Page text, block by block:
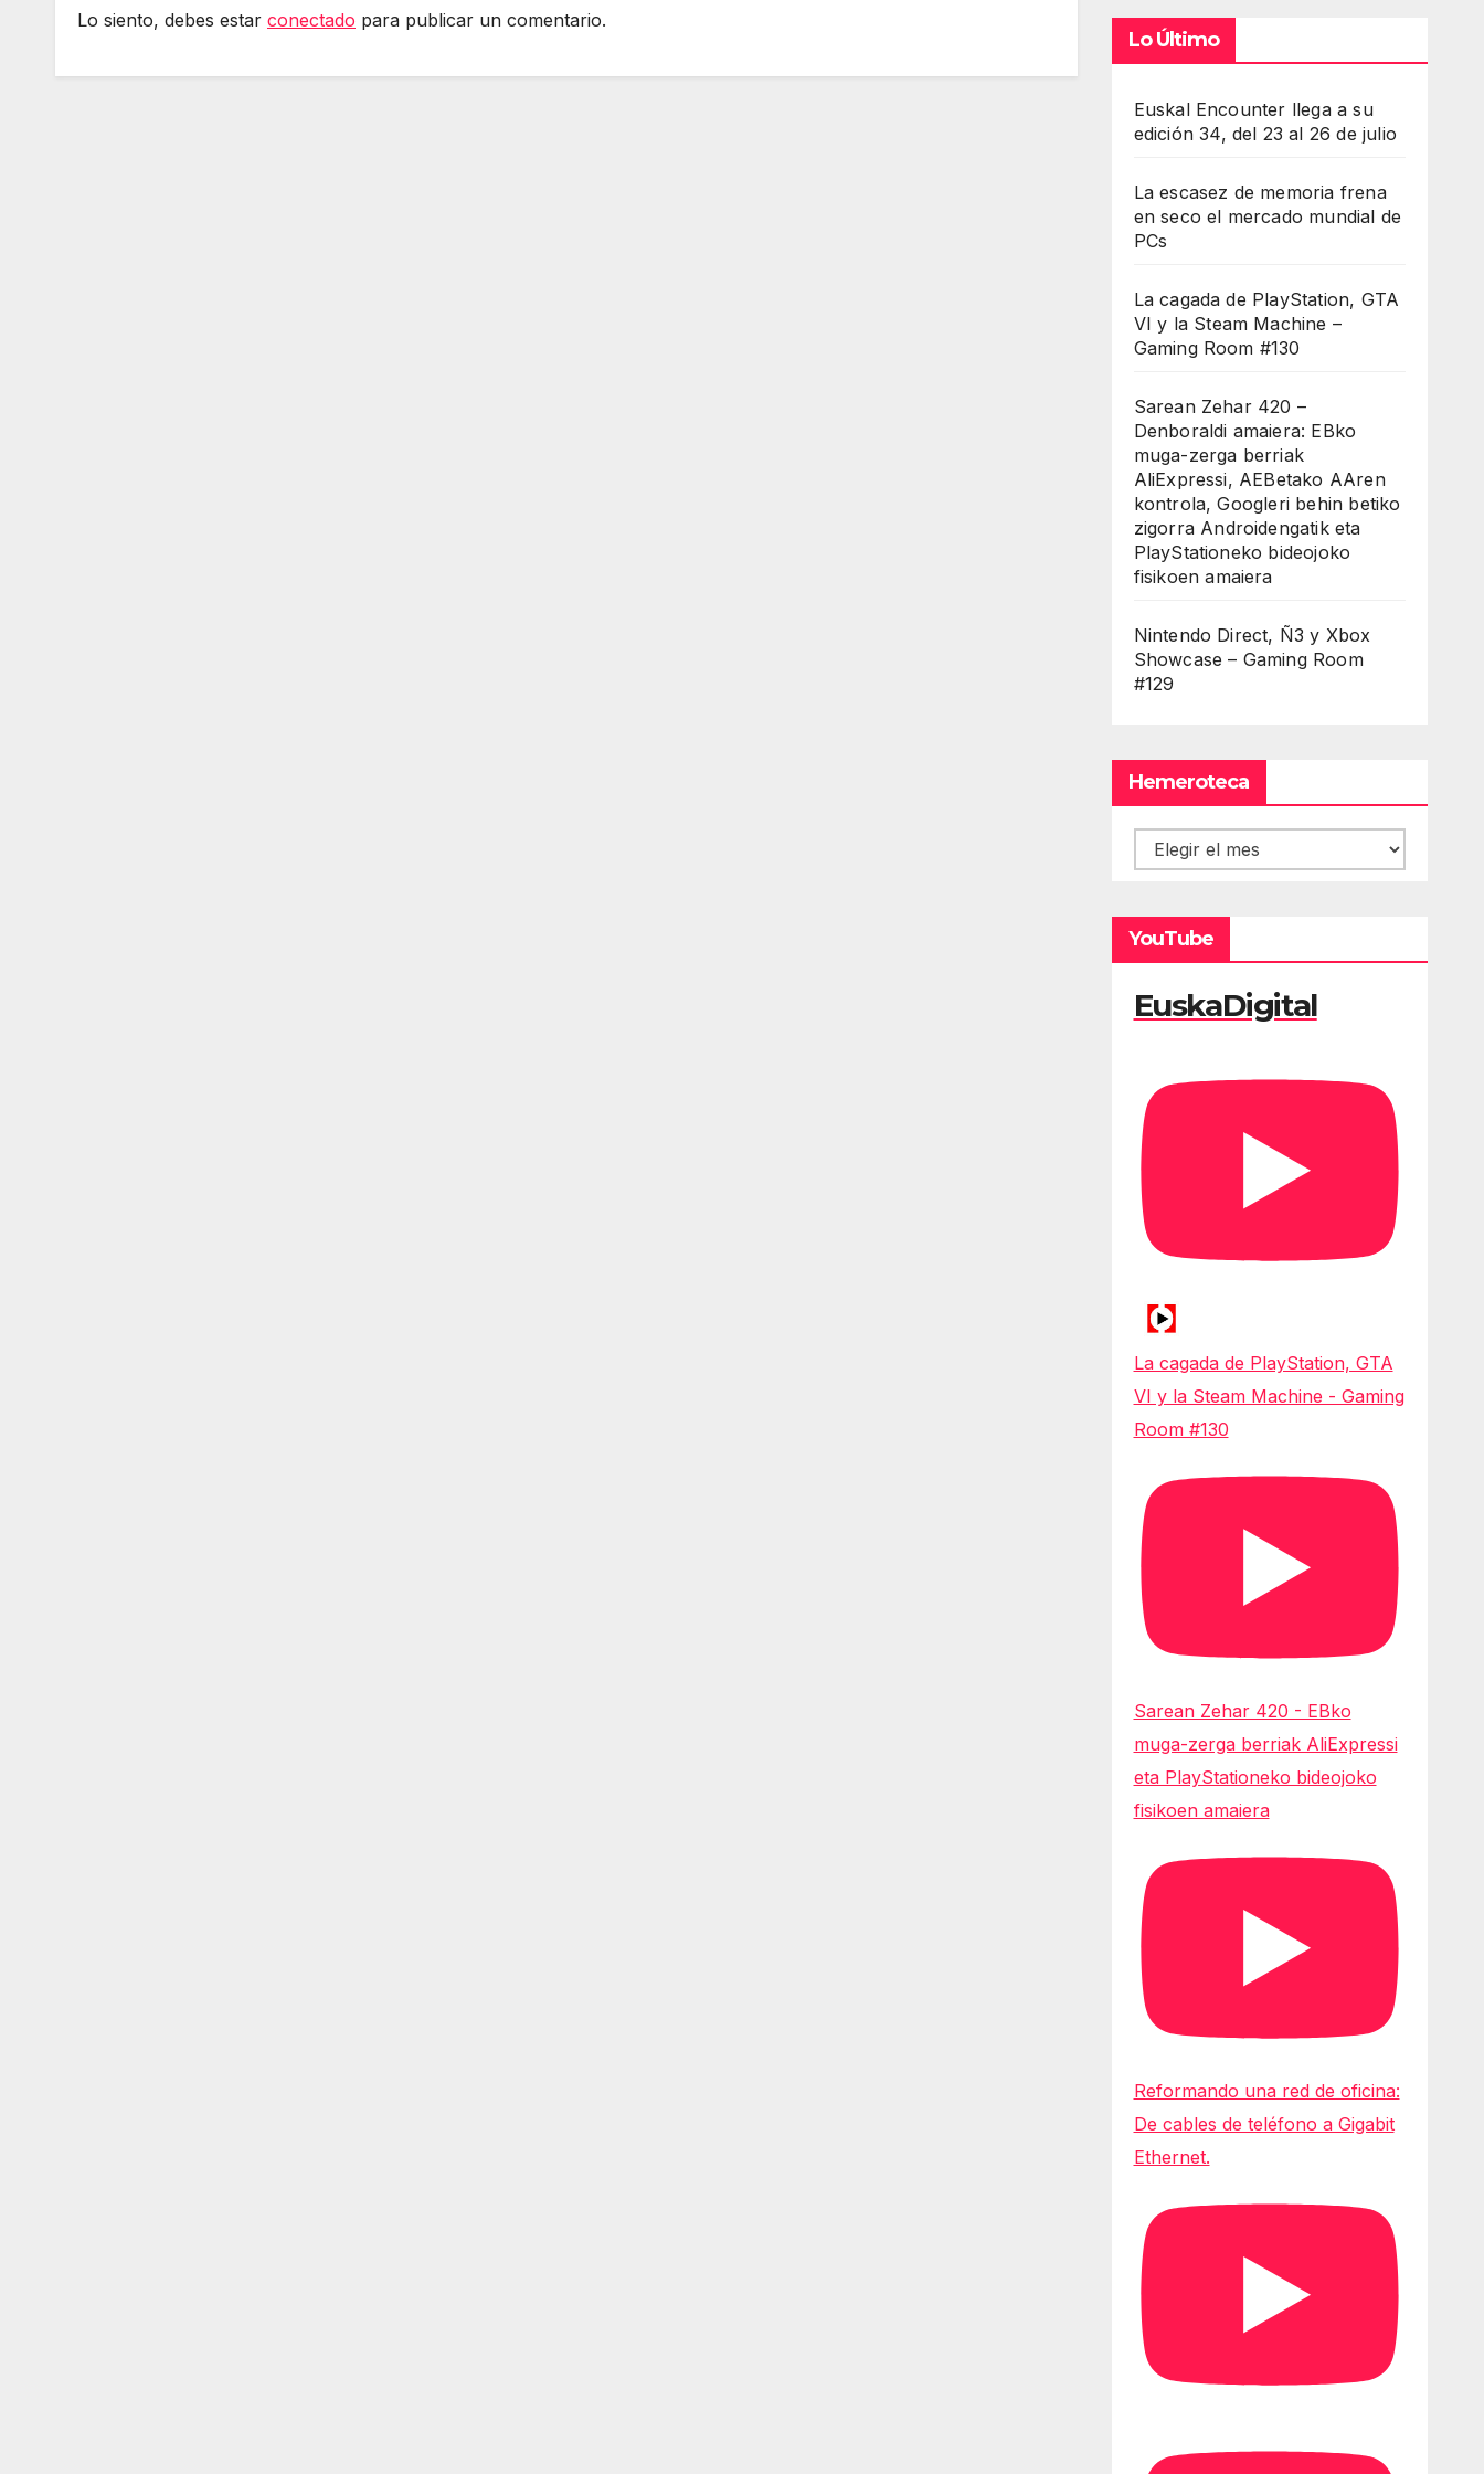
Lo siento, debes estar conectado para publicar un comentario.
Lo Último
Euskal Encounter llega a su
edición 34, del 23 al 26 de julio
La escasez de memoria frena
en seco el mercado mundial de
PCs
La cagada de PlayStation, GTA
VI y la Steam Machine –
Gaming Room #130
Sarean Zehar 420 –
Denboraldi amaiera: EBko
muga-zerga berriak
AliExpressi, AEBetako AAren
kontrola, Googleri behin betiko
zigorra Androidengatik eta
PlayStationeko bideojoko
fisikoen amaiera
Nintendo Direct, Ñ3 y Xbox
Showcase – Gaming Room
#129
Hemeroteca
Hemeroteca
YouTube
EuskaDigital
La cagada de PlayStation, GTA
VI y la Steam Machine - Gaming
Room #130
Sarean Zehar 420 - EBko
muga-zerga berriak AliExpressi
eta PlayStationeko bideojoko
fisikoen amaiera
Reformando una red de oficina:
De cables de teléfono a Gigabit
Ethernet.